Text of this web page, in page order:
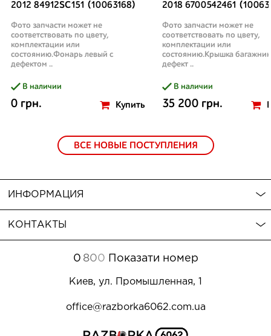
2012 84912SC151 (10063168)
Фото запчасти может не
соответствовать по цвету,
комплектации или
состоянию.Фонарь левый с
дефектом ..
В наличии
0 грн. Купить
2018 6700542461
Фото запчасти может не
соответствовать по цвету,
комплектации или
состоянию.Крышка
дефект ..
В наличии
35 200 грн.
ВСЕ НОВЫЕ ПОСТУПЛЕНИЯ
ИНФОРМАЦИЯ
КОНТАКТЫ
0 800 Показати номер
Киев, ул. Промышленная, 1
office@razborka6062.com.ua